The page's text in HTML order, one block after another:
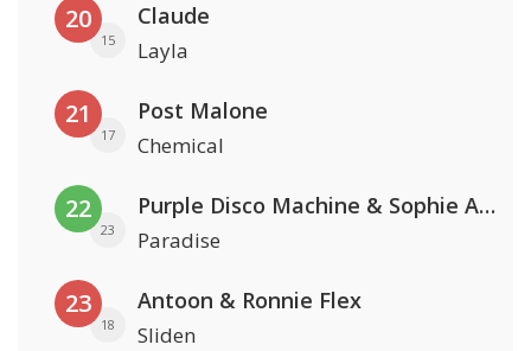
20
15
Claude
Layla
21
17
Post Malone
Chemical
22
23
Purple Disco Machine & Sophie And The Giants
Paradise
23
18
Antoon & Ronnie Flex
Sliden